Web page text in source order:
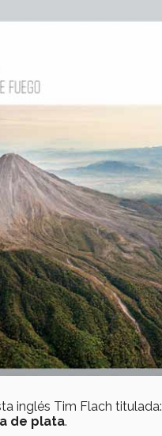
inglés Tim Flach
de plata.